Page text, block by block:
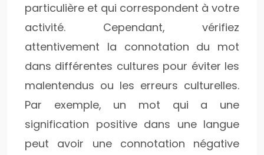
particulière et qui correspondent à votre
activité. Cependant, vérifiez
attentivement la connotation du mot
dans différentes cultures pour éviter les
malentendus ou les erreurs culturelles.
Par exemple, un mot qui a une
signification positive dans une langue
peut avoir une connotation négative